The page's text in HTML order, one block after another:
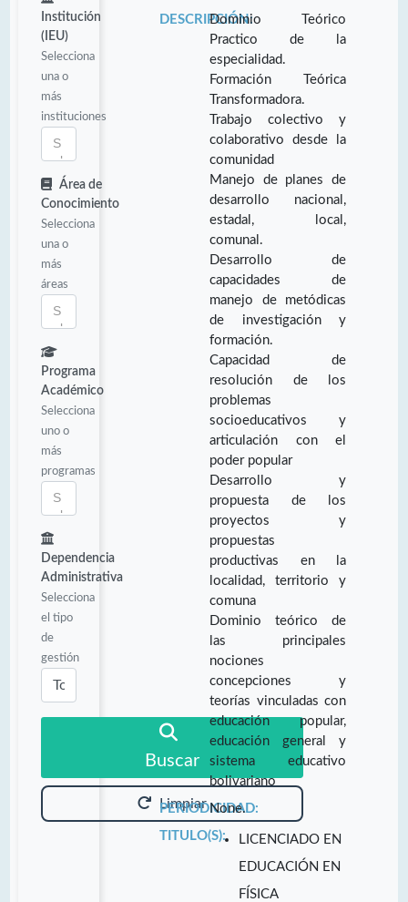
Institución
(IEU)
Selecciona
una o
más
instituciones
Área de
Conocimiento
Selecciona
una o
más
áreas
Programa
Académico
Selecciona
uno o
más
programas
Dependencia
Administrativa
Selecciona
el tipo
de
gestión
Buscar
Limpiar
DESCRIPCIÓN:Dominio Teórico
Practico de la
especialidad.
Formación Teórica
Transformadora.
Trabajo colectivo y
colaborativo desde la
comunidad
Manejo de planes de
desarrollo nacional,
estadal, local,
comunal.
Desarrollo de
capacidades de
manejo de metódicas
de investigación y
formación.
Capacidad de
resolución de los
problemas
socioeducativos y
articulación con el
poder popular
Desarrollo y
propuesta de los
proyectos y
propuestas
productivas en la
localidad, territorio y
comuna
Dominio teórico de
las principales
nociones
concepciones y
teorías vinculadas con
educación popular,
educación general y
sistema educativo
bolivariano
PERIODICIDAD:
None.
TITULO(S):
LICENCIADO EN
EDUCACIÓN EN
FÍSICA